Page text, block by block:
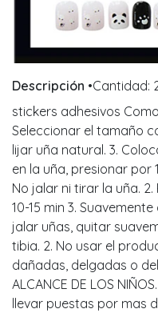
Descripción •Cantidad:
stickers adhesivos
Seleccionar el tamaño
lijar uña natural. 3.
en la uña, presionar por
No jalar ni tirar la uña.
10-15 min 3. Suavemente
jalar uñas, quitar
tibia. 2. No usar el
dañadas, delgadas o
ALCANCE DE LOS
llevar puestas por mas